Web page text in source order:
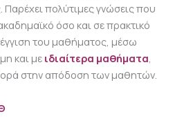
Παρέχει πολύτιμες γνώσεις που
όσο και σε πρακτικό
του μαθήματος, μέσω
και με ιδιαίτερα μαθήματα,
στην απόδοση των μαθητών.